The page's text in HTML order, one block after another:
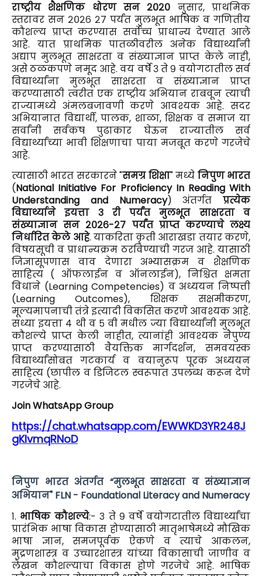
राष्ट्रीय शैक्षणिक धोरण सन २०२० नुसार, प्राथमिक
स्तरावर सन २०२६ २७ पर्यंत मुलभूत भाषिक व गणितीय
कौशल्य प्राप्त करण्यास सर्वोच्च प्राधान्य देण्यात आले
आहे. यात प्राथमिक पातळीवरील अनेक विद्यार्थ्यांनी
अद्याप मुलभूत साक्षरता व संख्याज्ञान प्राप्त केले नाही,
असे ठळकपणे नमूद आहे. वय वर्षे ३ ते ९ वयोगटातील सर्व
विद्यार्थ्यांना मुलभूत साक्षरता व संख्याज्ञान प्राप्त
करण्यासाठी त्वरीत एक राष्ट्रीय अभियान राबवून त्याची
राज्यामध्ये अंमलबजावणी करणे आवश्यक आहे. सदर
अभियानात विद्यार्थी, पालक, शाळा, शिक्षक व समाज या
सर्वांनी सर्वकष पुढाकार घेऊन राज्यातील सर्व
विद्यार्थ्यांच्या भावी शिक्षणाचा पाया मजबूत करणे गरजेचे
आहे.
त्यासाठी भारत सरकारने "समग्र शिक्षा" मध्ये निपुण भारत
(National Initiative For Proficiency In Reading With
Understanding and Numeracy) अंतर्गत प्रत्येक
विद्यार्थ्याने इयत्ता ३ री पर्यंत मुलभूत साक्षरता व
संख्याज्ञान सन २०२६-२७ पर्यंत प्राप्त करण्याचे लक्ष्य
निर्धारित केले आहे. याकरिता कृती आराखडा तयार करणे,
विषयसूची व प्राधान्यक्रम ठरविण्याची गरज आहे. यासाठी
जिज्ञासूपणास वाव देणारा अभ्यासक्रम व शैक्षणिक
साहित्य ( ऑफलाईन व ऑनलाईन), निश्चित क्षमता
विधाने (Learning Competencies) व अध्ययन निष्पत्ती
(Learning Outcomes), शिक्षक सक्षमीकरण,
मूल्यमापनाची तंत्रे इत्यादी विकसित करणे आवश्यक आहे.
सध्या इयत्ता ४ थी व ५ वी मधील ज्या विद्यार्थ्यांनी मुलभूत
कौशल्ये प्राप्त केली नाहीत, त्यानांही आवश्यक नैपुण्य
प्राप्त करण्यासाठी वैयक्तिक मार्गदर्शन, समवयस्क
विद्यार्थ्यांसोबत गटकार्य व वयानुरूप पूरक अध्ययन
साहित्य (छापील व डिजिटल स्वरूपात उपलब्ध करून देणे
गरजेचे आहे.
Join WhatsApp Group
https://chat.whatsapp.com/EWWKD3YR248J
gKIvmqRNoD
निपुण भारत अंतर्गत “मुलभूत साक्षरता व संख्याज्ञान
अभियान" FLN - Foundational Literacy and Numeracy
१. भाषिक कौशल्ये:- ३ ते ९ वर्षे वयोगटातील विद्यार्थ्यांचा
प्रारंभिक भाषा विकास होण्यासाठी मातृभाषेमध्ये मौखिक
भाषा ज्ञान, समजपूर्वक ऐकणे व त्याचे आकलन,
मुद्रणशास्त्र व उच्चारशास्त्र यांच्या विकासाची जाणीव व
लेखन कौशल्याचा विकास होणे गरजेचे आहे. भाषिक